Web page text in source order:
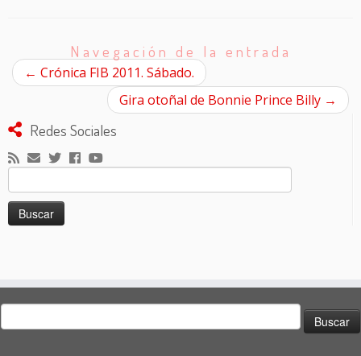
Navegación de la entrada
← Crónica FIB 2011. Sábado.
Gira otoñal de Bonnie Prince Billy →
Redes Sociales
Buscar:
Buscar: